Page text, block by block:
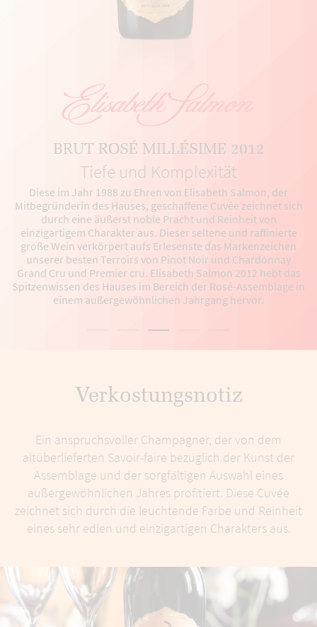
BRUT ROSÉ MILLÉSIME 2012
Tiefe und Komplexität
Diese im Jahr 1988 zu Ehren von Elisabeth Salmon, der
Mitbegründerin des Hauses, geschaffene Cuvée zeichnet sich
durch eine äußerst noble Pracht und Reinheit von
einzigartigem Charakter aus. Dieser seltene und raffinierte
große Wein verkörpert aufs Erlesenste das Markenzeichen
unserer besten Terroirs von Pinot Noir und Chardonnay
Grand Cru und Premier cru. Elisabeth Salmon 2012 hebt das
Spitzenwissen des Hauses im Bereich der Rosé-Assemblage in
einem außergewöhnlichen Jahrgang hervor.
Verkostungsnotiz
Ein anspruchsvoller Champagner, der von dem
altüberlieferten Savoir-faire bezüglich der Kunst der
Assemblage und der sorgfältigen Auswahl eines
außergewöhnlichen Jahres profitiert. Diese Cuvée
zeichnet sich durch die leuchtende Farbe und Reinheit
eines sehr edlen und einzigartigen Charakters aus.